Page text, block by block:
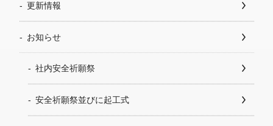
更新情報
お知らせ
社内安全祈願祭
安全祈願祭並びに起工式